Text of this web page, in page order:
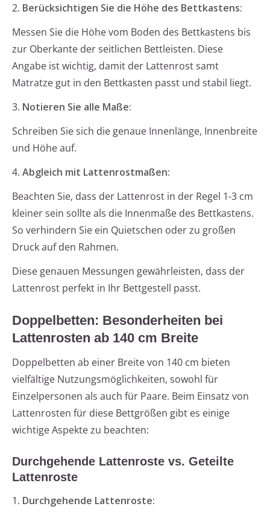
2. Berücksichtigen Sie die Höhe des Bettkastens:
Messen Sie die Höhe vom Boden des Bettkastens bis
zur Oberkante der seitlichen Bettleisten. Diese
Angabe ist wichtig, damit der Lattenrost samt
Matratze gut in den Bettkasten passt und stabil liegt.
3. Notieren Sie alle Maße:
Schreiben Sie sich die genaue Innenlänge, Innenbreite
und Höhe auf.
4. Abgleich mit Lattenrostmaßen:
Beachten Sie, dass der Lattenrost in der Regel 1-3 cm
kleiner sein sollte als die Innenmaße des Bettkastens.
So verhindern Sie ein Quietschen oder zu großen
Druck auf den Rahmen.
Diese genauen Messungen gewährleisten, dass der
Lattenrost perfekt in Ihr Bettgestell passt.
Doppelbetten: Besonderheiten bei
Lattenrosten ab 140 cm Breite
Doppelbetten ab einer Breite von 140 cm bieten
vielfältige Nutzungsmöglichkeiten, sowohl für
Einzelpersonen als auch für Paare. Beim Einsatz von
Lattenrosten für diese Bettgrößen gibt es einige
wichtige Aspekte zu beachten:
Durchgehende Lattenroste vs. Geteilte
Lattenroste
1. Durchgehende Lattenroste: